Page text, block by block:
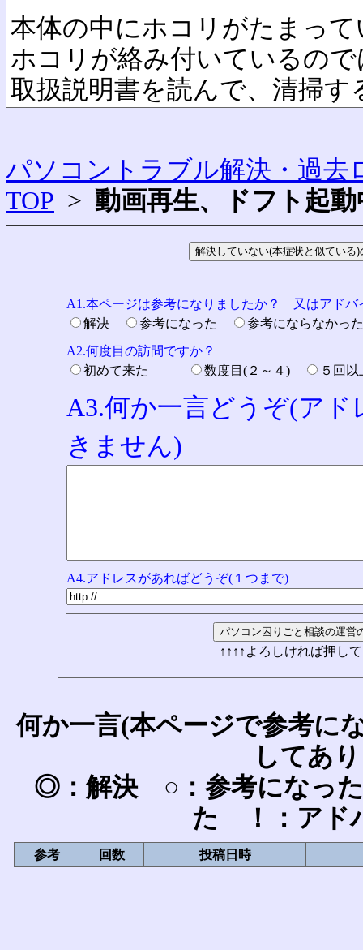
本体の中にホコリがたまっ
ホコリが絡み付いているの
取扱説明書を読んで、清掃
パソコントラブル解決・過去
TOP > 動画再生、ドフト起
A1.本ページは参考になりましたか？ 又はアドバ
解決
参考になった
参考にならなか
A2.何度目の訪問ですか？
初めて来た
数度目(２～４) ５回
A3.何か一言どうぞ(ア
きません)
A4.アドレスがあればどうぞ(１つまで)
↑↑↑↑よろしければ押し
何か一言(本ページで参考に
してあ
◎：解決 ○：参考になっ
た ！：アド
参考 回数 投稿日時